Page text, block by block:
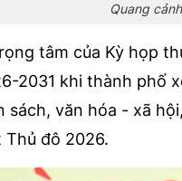
Quang
tâm của Kỳ họp
2031 khi thành phố
sách, văn hóa - xã
Thủ đô 2026.